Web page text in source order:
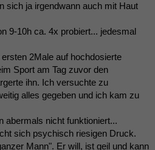
sich ja irgendwann auch mit Haut
9-10h ca. 4x probiert... jedesmal
2Male auf hochdosierte
Sport am Tag zuvor den
ihn. Ich versuchte zu
alles gegeben und ich kam zu
abermals nicht funktioniert...
sich psychisch riesigen Druck.
Mann". Er will, ist geil und kann